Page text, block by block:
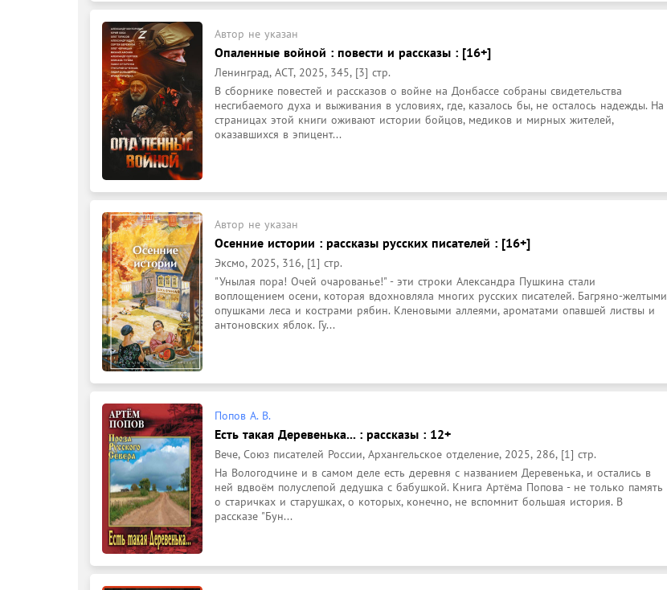
Автор не указан
Опаленные войной : повести и рассказы : [16+]
Ленинград, АСТ, 2025, 345, [3] стр.
В сборнике повестей и рассказов о войне на Донбассе собраны свидетельства
несгибаемого духа и выживания в условиях, где, казалось бы, не осталось надежды. На
страницах этой книги оживают истории бойцов, медиков и мирных жителей,
оказавшихся в эпицент...
Автор не указан
Осенние истории : рассказы русских писателей : [16+]
Эксмо, 2025, 316, [1] стр.
"Унылая пора! Очей очарованье!" - эти строки Александра Пушкина стали
воплощением осени, которая вдохновляла многих русских писателей. Багряно-желтыми
опушками леса и кострами рябин. Кленовыми аллеями, ароматами опавшей листвы и
антоновских яблок. Гу...
Попов А. В.
Есть такая Деревенька... : рассказы : 12+
Вече, Союз писателей России, Архангельское отделение, 2025, 286, [1] стр.
На Вологодчине и в самом деле есть деревня с названием Деревенька, и остались в
ней вдвоём полуслепой дедушка с бабушкой. Книга Артёма Попова - не только память
о старичках и старушках, о которых, конечно, не вспомнит большая история. В
рассказе "Бун...